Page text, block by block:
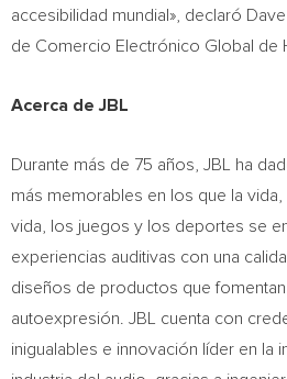
accesibilidad mundial», declaró
de Comercio Electrónico Global de
Acerca de JBL
Durante más de 75 años, JBL ha
más memorables en los que la
vida, los juegos y los deportes se
experiencias auditivas con una
diseños de productos que fomentan
autoexpresión. JBL cuenta con
inigualables e innovación líder en la